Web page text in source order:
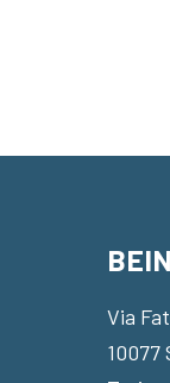
Via
10077